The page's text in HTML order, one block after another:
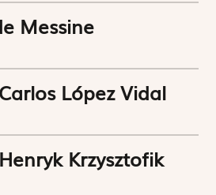
Messine
López Vidal
Krzysztofik